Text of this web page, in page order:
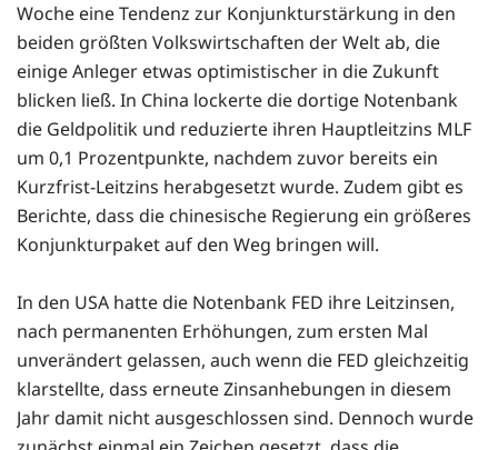
Woche eine Tendenz zur Konjunkturstärkung in den
beiden größten Volkswirtschaften der Welt ab, die
einige Anleger etwas optimistischer in die Zukunft
blicken ließ. In China lockerte die dortige Notenbank
die Geldpolitik und reduzierte ihren Hauptleitzins MLF
um 0,1 Prozentpunkte, nachdem zuvor bereits ein
Kurzfrist-Leitzins herabgesetzt wurde. Zudem gibt es
Berichte, dass die chinesische Regierung ein größeres
Konjunkturpaket auf den Weg bringen will.
In den USA hatte die Notenbank FED ihre Leitzinsen,
nach permanenten Erhöhungen, zum ersten Mal
unverändert gelassen, auch wenn die FED gleichzeitig
klarstellte, dass erneute Zinsanhebungen in diesem
Jahr damit nicht ausgeschlossen sind. Dennoch wurde